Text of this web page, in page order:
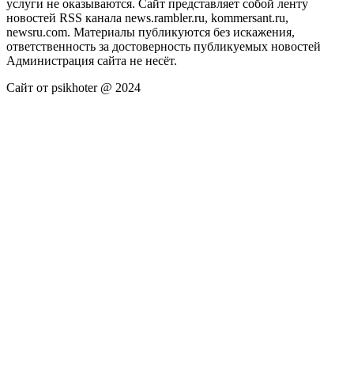
услуги не оказываются. Сайт представляет собой ленту
новостей RSS канала news.rambler.ru, kommersant.ru,
newsru.com. Материалы публикуются без искажения,
ответственность за достоверность публикуемых новостей
Администрация сайта не несёт.
Сайт от psikhoter @ 2024